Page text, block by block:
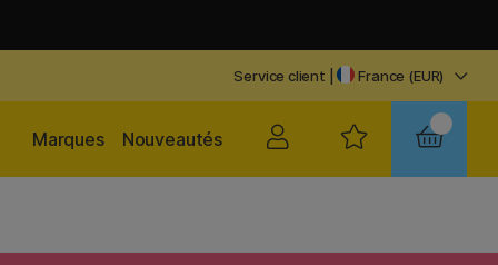
Service client | France (EUR)
Nouveautés
Marques